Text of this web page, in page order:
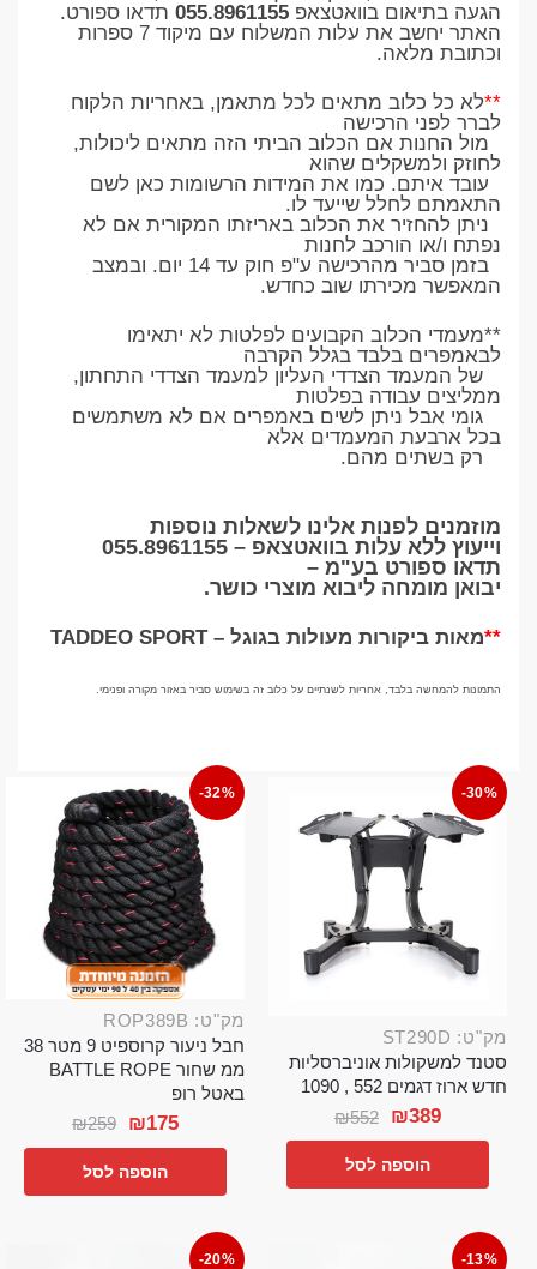
הגעה בתיאום בוואטצאפ055.8961155 תדאו ספורט.
האתר יחשב את עלות המשלוח עם מיקוד 7 ספרות
וכתובת מלאה.
**לא כל כלוב מתאים לכל מתאמן, באחריות הלקוח
לברר לפני הרכישה
מול החנות אם הכלוב הביתי הזה מתאים ליכולות,
לחוזק ולמשקלים שהוא
עובד איתם. כמו את המידות הרשומות כאן לשם
התאמתם לחלל שייעד לו.
ניתן להחזיר את הכלוב באריזתו המקורית אם לא
נפתח ו/או הורכב לחנות
בזמן סביר מהרכישה ע"פ חוק עד 14 יום. ובמצב
המאפשר מכירתו שוב כחדש.
**מעמדי הכלוב הקבועים לפלטות לא יתאימו
לבאמפרים בלבד בגלל הקרבה
של המעמד הצדדי העליון למעמד הצדדי התחתון,
ממליצים עבודה בפלטות
גומי אבל ניתן לשים באמפרים אם לא משתמשים
בכל ארבעת המעמדים אלא
רק בשתים מהם.
מוזמנים לפנות אלינו לשאלות נוספות
וייעוץ ללא עלות בוואטצאפ –055.8961155
תדאו ספורט בע"מ –
יבואן מומחה ליבוא מוצרי כושר.
**מאות ביקורות מעולות בגוגל – TADDEO SPORT
התמונות להמחשה בלבד, אחריות לשנתיים על כלוב זה בשימוש סביר באזור מקורה ופנימי.
-30%
מק"ט: ST290D
סטנד למשקולות אוניברסליות
חדש ארוז דגמים 552 , 1090
₪552 ₪389
הוספה לסל
-32%
מק"ט: ROP389B
חבל ניעור קרוספיט 9 מטר 38
ממ שחור BATTLE ROPE
באטל רופ
₪259 ₪175
הוספה לסל
-13%
-20%